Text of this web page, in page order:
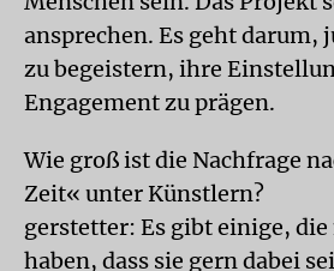
ansprechen. Es geht darum,
zu begeistern, ihre
Engagement zu prägen.
Wie groß ist die Nachfrage
Zeit« unter Künstlern?
gerstetter: Es gibt einige,
haben, dass sie gern dabei